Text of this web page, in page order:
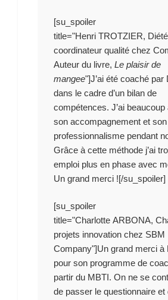
[su_spoiler
title="Henri TROTZIER,
coordinateur qualité chez
Auteur du livre,Le plaisir de
mangee"]J’ai été coaché par
dans le cadre d’un bilan de
compétences. J’ai beaucoup
son accompagnement et son
professionnalisme pendant
Grâce à cette méthode j’ai
emploi plus en phase avec
Un grand merci ![/su_spoiler]
[su_spoiler
title="Charlotte ARBONA,
projets innovation chez SBM
Company"]Un grand merci à
pour son programme de
partir du MBTI. On ne se
de passer le questionnaire et